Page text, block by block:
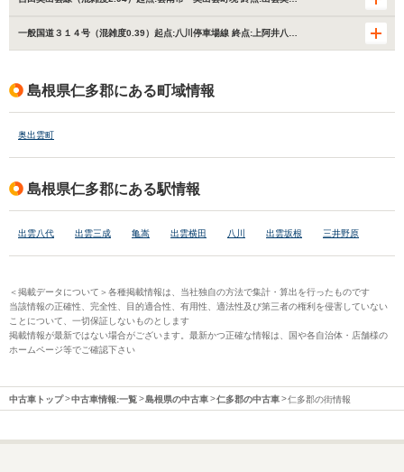
一般国道３１４号（混雑度0.39）起点:八川停車場線 終点:上阿井八…
島根県仁多郡にある町域情報
奥出雲町
島根県仁多郡にある駅情報
出雲八代 出雲三成 亀嵩 出雲横田 八川 出雲坂根 三井野原
＜掲載データについて＞各種掲載情報は、当社独自の方法で集計・算出を行ったものです
当該情報の正確性、完全性、目的適合性、有用性、適法性及び第三者の権利を侵害していない
ことについて、一切保証しないものとします
掲載情報が最新ではない場合がございます。最新かつ正確な情報は、国や各自治体・店舗様の
ホームページ等でご確認下さい
中古車トップ 中古車情報:一覧 島根県の中古車 仁多郡の中古車 仁多郡の街情報